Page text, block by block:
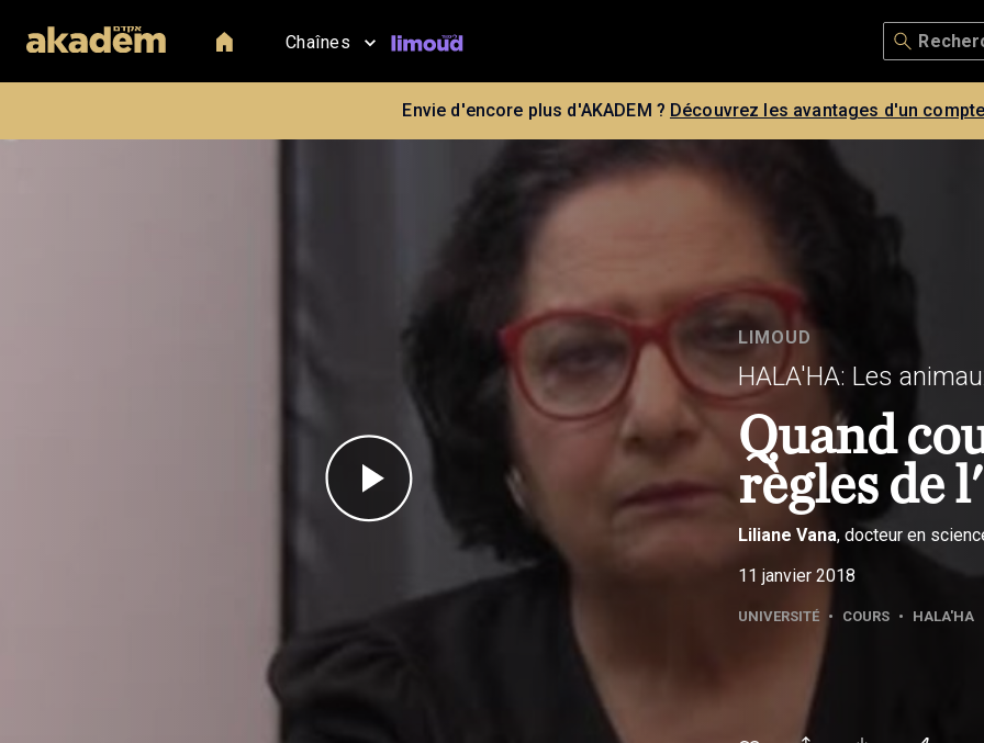
Chaînes
Envie d'encore plus d'AKADEM ? Découvrez les avantages d'un
LIMOUD
HALA'HA: Les
Quand
règles de
Liliane Vana, docteur en
11 janvier 2018
UNIVERSITÉ • COURS • HALA'HA